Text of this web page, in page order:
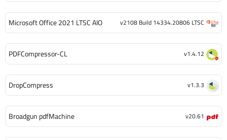
Microsoft Office 2021 LTSC AIO v2108 Build 14334.20806 LTSC
PDFCompressor-CL v1.4.12
DropCompress v1.3.3
Broadgun pdfMachine v20.61